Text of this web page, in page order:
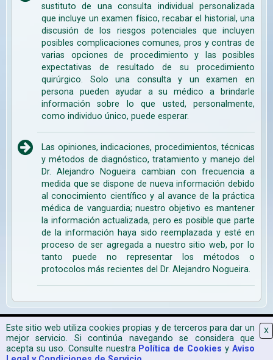
X
Este sitio web utiliza cookies propias y de terceros para dar un
mejor servicio. Si continúa navegando se considera que
acepta su uso. Consulte nuestra Política de Cookies yAviso
sustituto de una consulta individual personalizada
que incluye un examen físico, recabar el historial, una
discusión de los riesgos potenciales que incluyen
posibles complicaciones comunes, pros y contras de
varias opciones de procedimiento y las posibles
expectativas de resultado de su procedimiento
quirúrgico. Solo una consulta y un examen en
persona pueden ayudar a su médico a brindarle
información sobre lo que usted, personalmente,
como individuo único, puede esperar.
Las opiniones, indicaciones, procedimientos, técnicas
y métodos de diagnóstico, tratamiento y manejo del
Dr. Alejandro Nogueira cambian con frecuencia a
medida que se dispone de nueva información debido
al conocimiento científico y al avance de la práctica
médica de vanguardia; nuestro objetivo es mantener
la información actualizada, pero es posible que parte
de la información haya sido reemplazada y esté en
proceso de ser agregada a nuestro sitio web, por lo
tanto puede no representar los métodos o
protocolos más recientes del Dr. Alejandro Nogueira.
Mapa Web | Aviso Legal| Política de Cookies| 2026 CPyESAP